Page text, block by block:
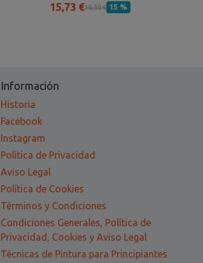
15,73 €18,50 € 15 %
Información
Historia
Facebook
Instagram
Politica de Privacidad
Aviso Legal
Política de Cookies
Términos y Condiciones
Condiciones Generales, Política de
Privacidad, Cookies y Aviso Legal
Técnicas de Pintura para Principiantes